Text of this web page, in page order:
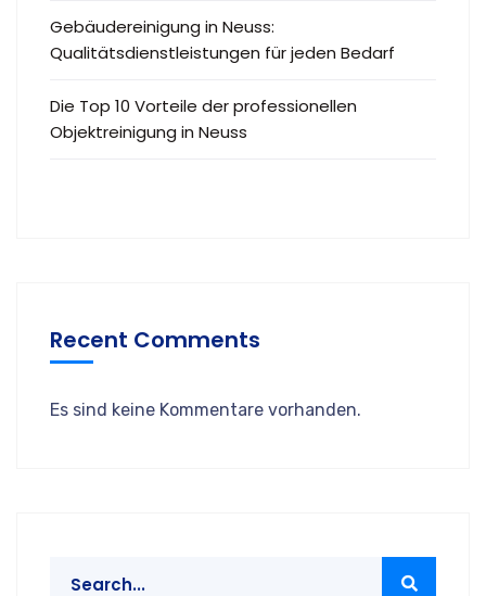
Gebäudereinigung in Neuss:
Qualitätsdienstleistungen für jeden Bedarf
Die Top 10 Vorteile der professionellen
Objektreinigung in Neuss
Recent Comments
Es sind keine Kommentare vorhanden.